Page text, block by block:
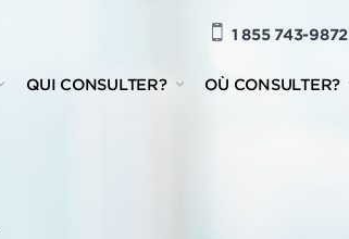
1 855 743-9872
QUI CONSULTER? OÙ CONSULTER?